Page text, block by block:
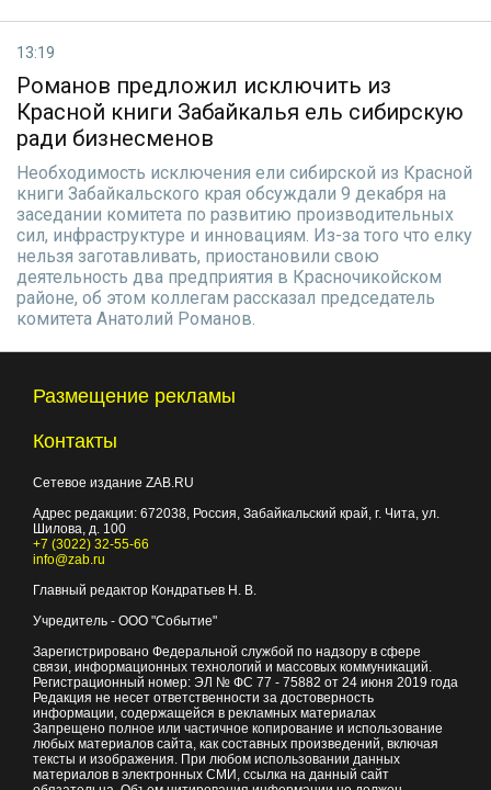
13:19
Романов предложил исключить из
Красной книги Забайкалья ель сибирскую
ради бизнесменов
Необходимость исключения ели сибирской из Красной
книги Забайкальского края обсуждали 9 декабря на
заседании комитета по развитию производительных
сил, инфраструктуре и инновациям. Из-за того что елку
нельзя заготавливать, приостановили свою
деятельность два предприятия в Красночикойском
районе, об этом коллегам рассказал председатель
комитета Анатолий Романов.
Размещение рекламы
Контакты
Сетевое издание ZAB.RU
Адрес редакции: 672038, Россия, Забайкальский край, г. Чита, ул.
Шилова, д. 100
+7 (3022) 32-55-66
info@zab.ru
Главный редактор Кондратьев Н. В.
Учредитель - ООО "Событие"
Зарегистрировано Федеральной службой по надзору в сфере
связи, информационных технологий и массовых коммуникаций.
Регистрационный номер: ЭЛ № ФС 77 - 75882 от 24 июня 2019 года
Редакция не несет ответственности за достоверность
информации, содержащейся в рекламных материалах
Запрещено полное или частичное копирование и использование
любых материалов сайта, как составных произведений, включая
тексты и изображения. При любом использовании данных
материалов в электронных СМИ, ссылка на данный сайт